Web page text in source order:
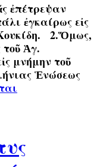
ἐπέτρεψαν
ἐγκαίρως εἰς
2.Ὅμως,
τοῦ Ἁγ.
μνήμην τοῦ
Ἑνώσεως